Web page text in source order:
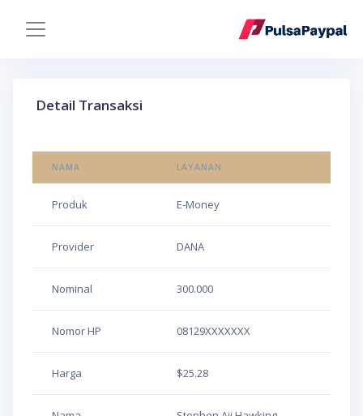
Detail Transaksi
NAMA LAYANAN
Produk E-Money
Provider DANA
Nominal 300.000
Nomor HP 08129XXXXXXX
Harga $25.28